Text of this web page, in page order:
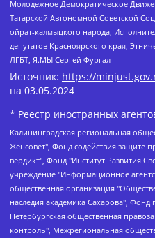
Молодежное Демократическое
Татарской Автономной Советской
ойрат-калмыцкого народа,
депутатов Красноярского края,
ЛГБТ, Я.МЫ Сергей Фургал
Источник: https://
на 03.05.2024
* Реестр иностранных
Калининградская региональная общественная организация "Экозащита!-Женсовет", Фонд содействия защите прав и свобод граждан "Общественный вердикт", Фонд "Институт Развития Свободы Информации", Частное учреждение "Информационное агентство МЕМО. РУ", Региональная общественная организация "Общественная комиссия по сохранению наследия академика Сахарова", Фонд поддержки свободы прессы, Санкт-Петербургская общественная правозащитная организация "Гражданский контроль", Межрегиональная общественная организация "Информационно-просветительский центр "Мемориал", Региональный Фонд "Центр Защиты Прав Средств Массовой Информации", с 05.12.2023 Фонд "Центр Защиты Прав Средств массовой информации", Региональная общественная благотворительная организация помощи беженцам и мигрантам "Гражданское содействие", Негосударственное образовательное учреждение дополнительного профессионального образования (повышение квалификации) специалистов "АКАДЕМИЯ ПО ПРАВАМ ЧЕЛОВЕКА", Свердловская региональная общественная организация "Сутяжник", Автономная некоммерческая организация "Центр независимых социологических исследований", Союз общественных объединений "Российский исследовательский центр по правам человека", Региональное общественное учреждение научно-информационный центр "МЕМОРИАЛ", Некоммерческая организация "Фонд защиты гласности", Автономная некоммерческая организация "Институт прав человека", Городская общественная организация "Екатеринбургское общество "МЕМОРИАЛ", Городская общественная организация "Рязанское историко-просветительское и правозащитное общество "Мемориал" (Рязанский Мемориал), Челябинский региональный орган общественной самодеятельности – женское общественное объединение "Женщины Евразии", Челябинский региональный орган общественной самодеятельности "Уральская правозащитная группа", Фонд содействия защите здоровья и социальной справедливости имени Андрея Рылькова, Автономная Некоммерческая Организация "Аналитический Центр Юрия Левады", Автономная некоммерческая организация социальной поддержки населения "Проект Апрель", Региональная общественная организация помощи женщинам и детям, находящимся в кризисной ситуации "Информационно-методический центр "Анна", Фонд содействия развитию массовых коммуникаций и правовому просвещению "Так-так-Так", Фонд содействия устойчивому развитию "Серебряная тайга", Свердловский региональный общественный фонд социальных проектов "Новое время", "Idel.Реалии", Кавказ.Реалии, Крым.Реалии, Телеканал Настоящее Время, Татаро-башкирская служба Радио Свобода (Azatliq Radiosi), Радио Свободная Европа/Радио Свобода (PCE/PC), "Сибирь.Реалии", "Фактограф", Благотворительный фонд помощи осужденным и их семьям, Автономная некоммерческая организация "Институт глобализации и социальных движений", Фонд "В защиту прав заключенных", Частное учреждение "Центр поддержки и содействия развитию средств массовой информации", Пензенский региональный общественный благотворительный фонд "Гражданский союз", "Север.Реалии", Некоммерческая организация Фонд "Правовая инициатива", Общество с ограниченной ответственностью "Радио Свободная Европа/Радио Свобода", Чешское информационное агентство "MEDIUM-ORIENT", Красноярская региональная общественная организация "Мы против СПИДа", Камалягин Денис Николаевич, Маркелов Сергей Евгеньевич, Пономарев Лев Александрович, Савицкая Людмила Алексеевна, Автономная некоммерческая организация "Центр по работе с проблемой насилия "НАСИЛИЮ.НЕТ", Межрегиональный профессиональный союз работников здравоохранения "Альянс врачей", Юридическое лицо, зарегистрированное в Латвийской Республике, SIA "Medusa Project" (регистрационный номер 40103797863, дата регистрации 10.06.2014), Некоммерческая организация "Фонд по борьбе с коррупцией", Автономная некоммерческая организация "Институт права и публичной политики", Баданин Роман Сергеевич, Гликин Максим Александрович, Железнова Мария Михайловна, Лукьянова Юлия Сергеевна, Маетная Елизавета Витальевна, Маняхин Петр Борисович, Чуракова Ольга Владимировна, Ярош Юлия Петровна, Юридическое лицо "The Insider SIA", зарегистрированное в Риге, Латвийская Республика (дата регистрации 26.06.2015), являющееся администратором доменного имени интернет-издания "The Insider SIA", https://theins.ru, Постернак Алексей Евгеньевич, Рубин Михаил Аркадьевич, Анин Роман Александрович, Юридическое лицо Istories fonds, зарегистрированное в Латвийской Республике (регистрационный номер 50008295751, дата регистрации 24.02.2020), Великовский Дмитрий Александрович, Долинина Ирина Николаевна, Мароховская Алеся Алексеевна, Шлейнов Роман Юрьевич, Шмагун Олеся Валентиновна, Общество с ограниченной ответственностью "Альтаир 2021", Общество с ограниченной ответственностью "Вега 2021", Общество с ограниченной ответственностью "Главный редактор 2021", Общество с ограниченной ответственностью "Ромашки монолит", Важенков Артем Валерьевич, Ивановская областная общественная организация "Центр гендерных исследований", Гурман Юрий Альбертович, Медиапроект "ОВД-Инфо", Егоров Владимир Владимирович, Жилинский Владимир